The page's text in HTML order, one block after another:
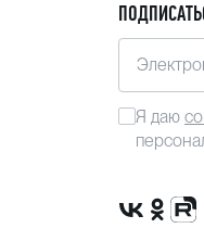
Я даю